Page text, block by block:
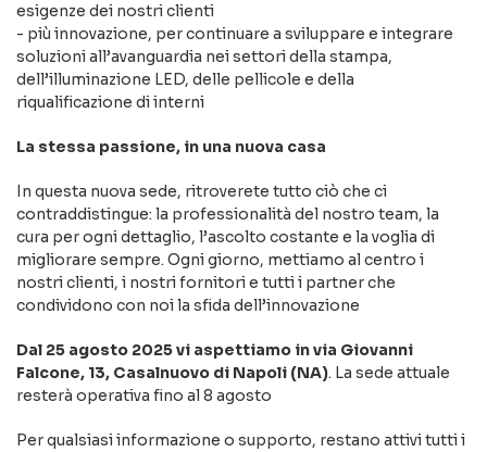
esigenze dei nostri clienti
- più innovazione, per continuare a sviluppare e integrare
soluzioni all’avanguardia nei settori della stampa,
dell’illuminazione LED, delle pellicole e della
riqualificazione di interni
La stessa passione, in una nuova casa
In questa nuova sede, ritroverete tutto ciò che ci
contraddistingue: la professionalità del nostro team, la
cura per ogni dettaglio, l’ascolto costante e la voglia di
migliorare sempre. Ogni giorno, mettiamo al centro i
nostri clienti, i nostri fornitori e tutti i partner che
condividono con noi la sfida dell’innovazione
Dal 25 agosto 2025 vi aspettiamo in via Giovanni
Falcone, 13, Casalnuovo di Napoli (NA). La sede attuale
resterà operativa fino al 8 agosto
Per qualsiasi informazione o supporto, restano attivi tutti i